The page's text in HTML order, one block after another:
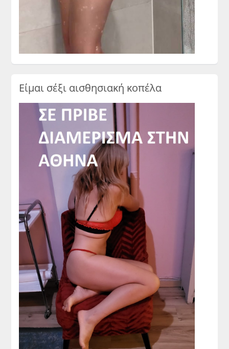
Είμαι σέξι αισθησιακή κοπέλα